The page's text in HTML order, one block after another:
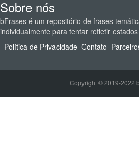
Sobre nós
bFrases é um repositório de frases
individualmente para tentar refletir
Política de Privacidade Contato
Copyright © 2019-2022